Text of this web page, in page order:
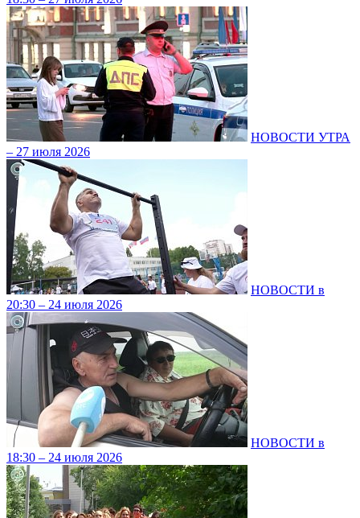
НОВОСТИ УТРА
– 27 июля 2026
НОВОСТИ в
20:30 – 24 июля 2026
НОВОСТИ в
18:30 – 24 июля 2026